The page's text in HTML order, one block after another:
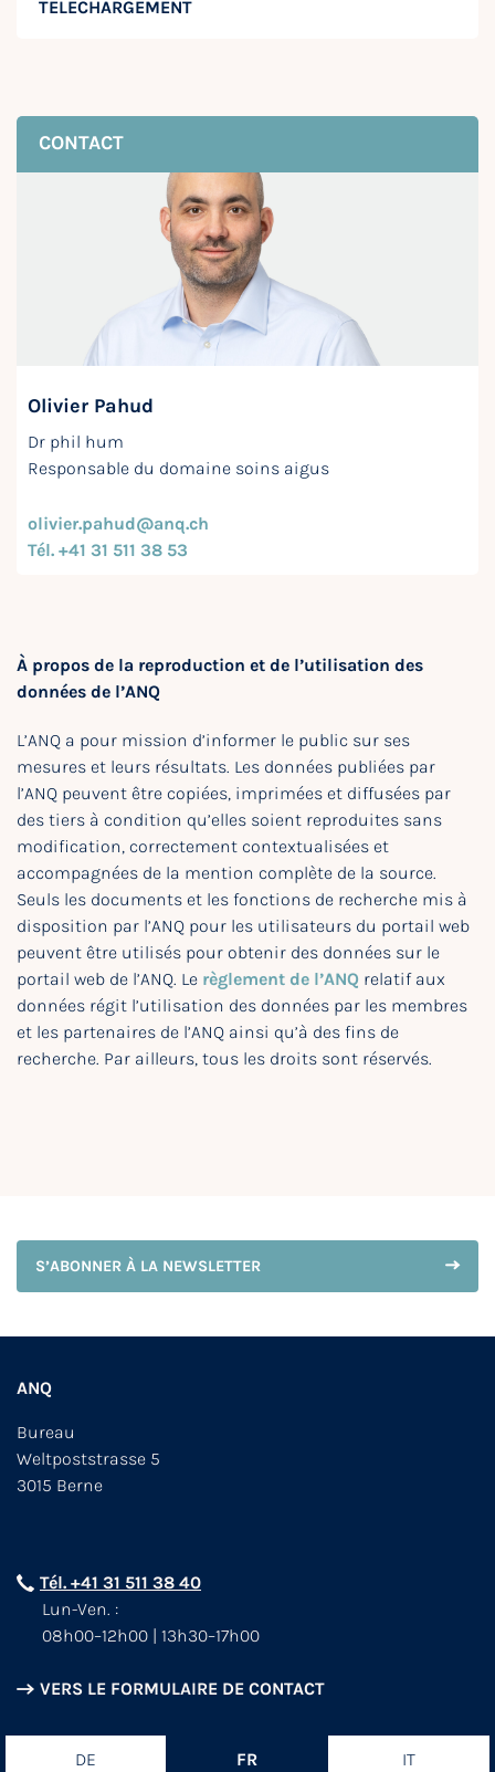
TÉLÉCHARGEMENT
CONTACT
Olivier Pahud
Dr phil hum
Responsable du domaine soins aigus
olivier.pahud@anq.ch
Tél. +41 31 511 38 53
À propos de la reproduction et de l’utilisation des
données de l’ANQ
L’ANQ a pour mission d’informer le public sur ses
mesures et leurs résultats. Les données publiées par
l’ANQ peuvent être copiées, imprimées et diffusées par
des tiers à condition qu’elles soient reproduites sans
modification, correctement contextualisées et
accompagnées de la mention complète de la source.
Seuls les documents et les fonctions de recherche mis à
disposition par l’ANQ pour les utilisateurs du portail web
peuvent être utilisés pour obtenir des données sur le
portail web de l’ANQ. Le règlement de l’ANQ relatif aux
données régit l’utilisation des données par les membres
et les partenaires de l’ANQ ainsi qu’à des fins de
recherche. Par ailleurs, tous les droits sont réservés.
S’ABONNER À LA NEWSLETTER
ANQ
Bureau
Weltpoststrasse 5
3015 Berne
Tél. +41 31 511 38 40
Lun-Ven. :
08h00–12h00 | 13h30–17h00
VERS LE FORMULAIRE DE CONTACT
DE FR IT